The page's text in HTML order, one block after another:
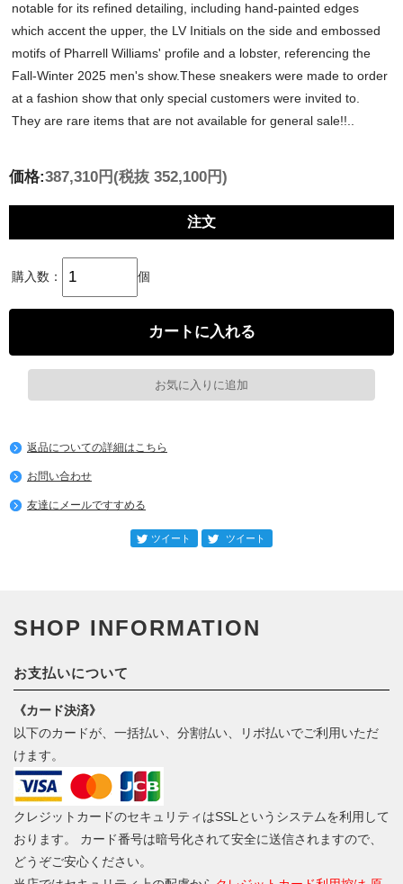
notable for its refined detailing, including hand-painted edges
which accent the upper, the LV Initials on the side and embossed
motifs of Pharrell Williams' profile and a lobster, referencing the
Fall-Winter 2025 men's show.These sneakers were made to order
at a fashion show that only special customers were invited to.
They are rare items that are not available for general sale!!..
価格:387,310円 (税抜 352,100円)
注文
購入数： 個
返品についての詳細はこちら
お問い合わせ
友達にメールですすめる
SHOP INFORMATION
お支払いについて
《カード決済》
以下のカードが、一括払い、分割払い、リボ払いでご利用いただ
けます。
クレジットカードのセキュリティはSSLというシステムを利用して
おります。 カード番号は暗号化されて安全に送信されますので、
どうぞご安心ください。